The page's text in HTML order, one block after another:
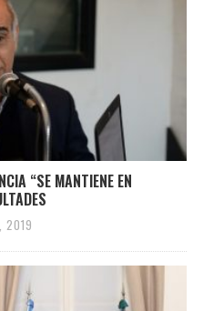
“SE MANTIENE EN
2019